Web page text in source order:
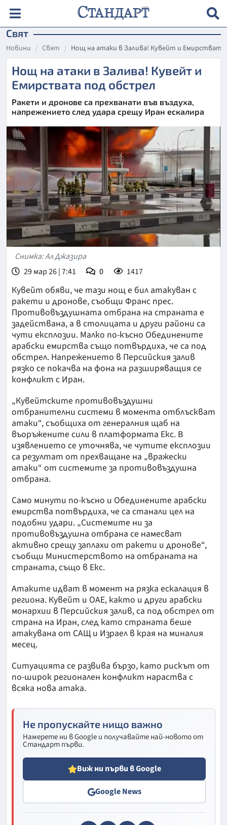
Свят
Новини Свят Нощ на атаки в Залива! Кувейт и
Нощ на атаки в Залива! Кувейт и
Емирствата под обстрел
Ракети и дронове са прехванати във въздуха,
напрежението след удара срещу Иран ескалира
Снимка: Ал Джазира
29 мар 26 | 7:41
0 1417
Кувейт обяви, че тази нощ е бил атакуван с
ракети и дронове, съобщи Франс прес.
Противовъздушната отбрана на страната е
задействана, а в столицата и други райони са
чути експлозии. Малко по-късно Обединените
арабски емирства също потвърдиха, че са под
обстрел. Напрежението в Персийския залив
рязко се покачва на фона на разширяващия се
конфликт с Иран.
„Кувейтските противовъздушни
отбранителни системи в момента отблъскват
атаки“, съобщиха от генералния щаб на
въоръжените сили в платформата Екс. В
изявлението се уточнява, че чутите експлозии
са резултат от прехващане на „вражески
атаки“ от системите за противовъздушна
отбрана.
Само минути по-късно и Обединените арабски
емирства потвърдиха, че са станали цел на
подобни удари. „Системите ни за
противовъздушна отбрана се намесват
активно срещу заплахи от ракети и дронове“,
съобщи Министерството на отбраната на
страната, също в Екс.
Атаките идват в момент на рязка ескалация в
региона. Кувейт и ОАЕ, както и други арабски
монархии в Персийския залив, са под обстрел от
страна на Иран, след като страната беше
атакувана от САЩ и Израел в края на миналия
месец.
Ситуацията се развива бързо, като рискът от
по-широк регионален конфликт нараства с
всяка нова атака.
Не пропускайте нищо важно
Намерете ни в Google и получавайте най-новото от
Стандарт първи.
Виж ни първи в Google
Google News